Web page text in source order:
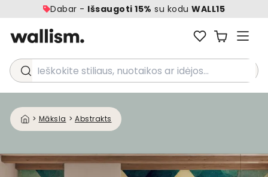
Dabar - Išsaugoti 15% su kodu WALL15
Ieškokite stiliaus, nuotaikos ar idėjos...
> Māksla > Abstrakts